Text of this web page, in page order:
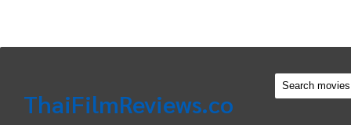
ThaiFilmReviews.co